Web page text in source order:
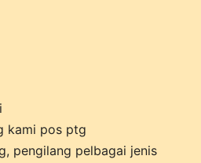
kami pos ptg
pengilang pelbagai jenis